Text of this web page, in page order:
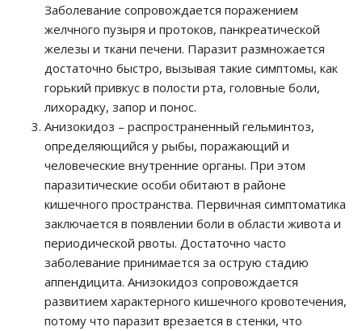
Заболевание сопровождается поражением
желчного пузыря и протоков, панкреатической
железы и ткани печени. Паразит размножается
достаточно быстро, вызывая такие симптомы, как
горький привкус в полости рта, головные боли,
лихорадку, запор и понос.
Анизокидоз – распространенный гельминтоз,
определяющийся у рыбы, поражающий и
человеческие внутренние органы. При этом
паразитические особи обитают в районе
кишечного пространства. Первичная симптоматика
заключается в появлении боли в области живота и
периодической рвоты. Достаточно часто
заболевание принимается за острую стадию
аппендицита. Анизокидоз сопровождается
развитием характерного кишечного кровотечения,
потому что паразит врезается в стенки, что